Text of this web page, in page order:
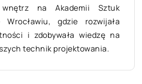
na Akademii Sztuk
gdzie rozwijała
i zdobywała wiedzę na
technik projektowania.